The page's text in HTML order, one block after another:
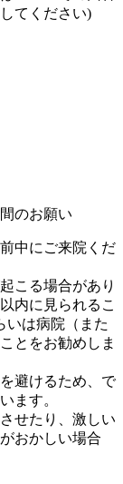
てください)
のお願い
中にご来院くだ
こる場合があり
内に見られるこ
いは病院（また
とをお勧めしま
避けるため、で
ます。
せたり、激しい
おかしい場合